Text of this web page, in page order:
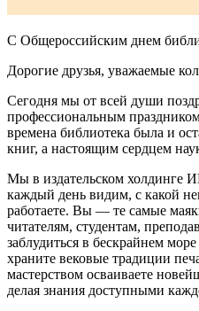
С Общероссийским днем
Дорогие друзья, уважаемые
Сегодня мы от всей души
профессиональным
времена библиотека была и
книг, а настоящим сердцем
Мы в издательском
каждый день видим, с какой
работаете. Вы — те самые
читателям, студентам,
заблудиться в бескрайнем
храните вековые традиции
мастерством осваиваете
делая знания доступными